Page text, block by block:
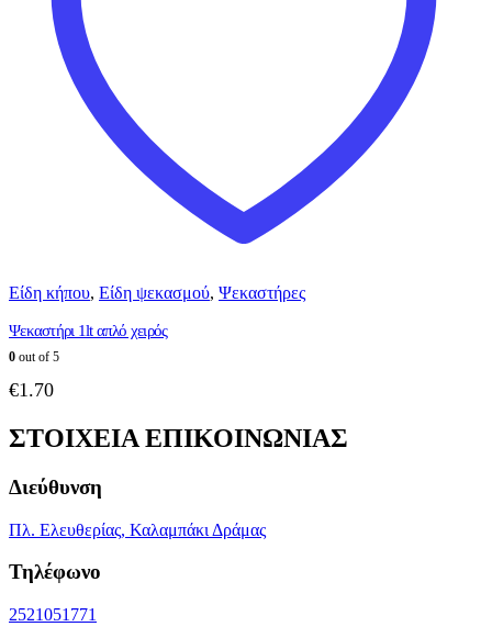
Είδη κήπου, Είδη ψεκασμού, Ψεκαστήρες
Ψεκαστήρι 1lt απλό χειρός
0 out of 5
€1.70
ΣΤΟΙΧΕΙΑ ΕΠΙΚΟΙΝΩΝΙΑΣ
Διεύθυνση
Πλ. Ελευθερίας, Καλαμπάκι Δράμας
Τηλέφωνο
2521051771